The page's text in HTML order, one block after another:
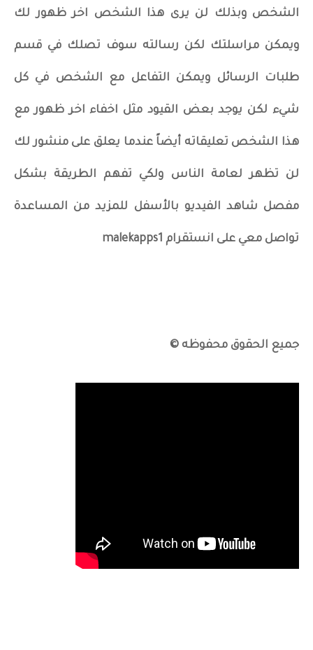
الشخص وبذلك لن يرى هذا الشخص اخر ظهور لك
ويمكن مراسلتك لكن رسالته سوف تصلك في قسم
طلبات الرسائل ويمكن التفاعل مع الشخص في كل
شيء لكن يوجد بعض القيود مثل اخفاء اخر ظهور مع
هذا الشخص تعليقاته أيضاً عندما يعلق على منشور لك
لن تظهر لعامة الناس ولكي تفهم الطريقة بشكل
مفصل شاهد الفيديو بالأسفل للمزيد من المساعدة
تواصل معي على انستقرام malekapps1
جميع الحقوق محفوظه ©